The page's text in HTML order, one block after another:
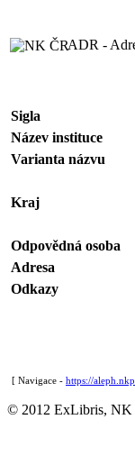
ADR -
Sigla
Název instituce
Varianta názvu
Kraj
Odpovědná osoba
Adresa
Odkazy
[ Navigace - https://
© 2012 ExLibris, NK